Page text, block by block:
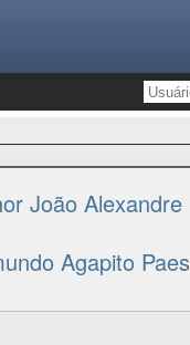
João Alexandre
Agapito Paes